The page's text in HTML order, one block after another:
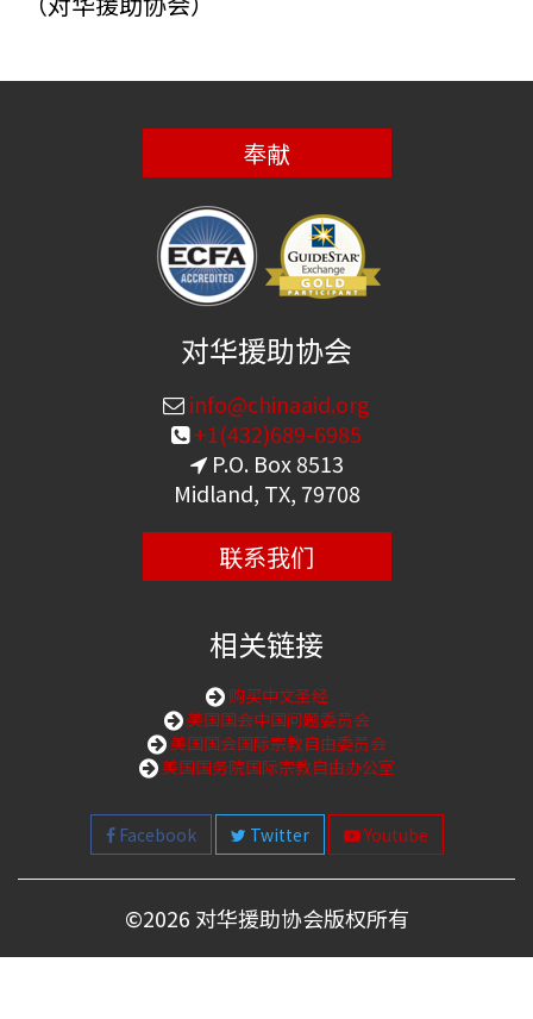
奉献
对华援助协会
info@chinaaid.org
+1(432)689-6985
P.O. Box 8513
Midland, TX, 79708
联系我们
相关链接
购买中文圣经
美国国会中国问题委员会
美国国会国际宗教自由委员会
美国国务院国际宗教自由办公室
Facebook Twitter Youtube
©2026 对华援助协会版权所有